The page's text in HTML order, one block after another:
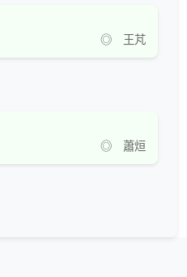
◎ 王芃
◎ 蕭烜